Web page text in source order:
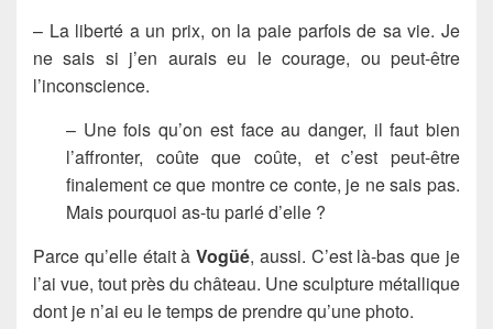
– La liberté a un prix, on la paie parfois de sa vie. Je
ne sais si j’en aurais eu le courage, ou peut-être
l’inconscience.
– Une fois qu’on est face au danger, il faut bien
l’affronter, coûte que coûte, et c’est peut-être
finalement ce que montre ce conte, je ne sais pas.
Mais pourquoi as-tu parlé d’elle ?
Parce qu’elle était àVogüé, aussi. C’est là-bas que je
l’ai vue, tout près du château. Une sculpture métallique
dont je n’ai eu le temps de prendre qu’une photo.